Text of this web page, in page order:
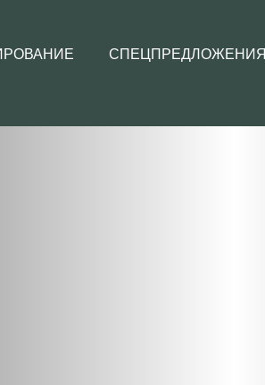
СПЕЦПРЕДЛОЖЕНИЯ